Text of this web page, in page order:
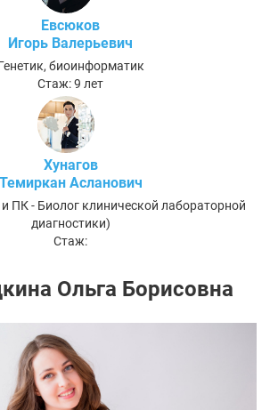
Евсюков
Игорь Валерьевич
биоинформатик
Стаж: 9 лет
Хунагов
Темиркан Асланович
ПК - Биолог клинической лабораторной
диагностики)
Стаж:
Ольга Борисовна